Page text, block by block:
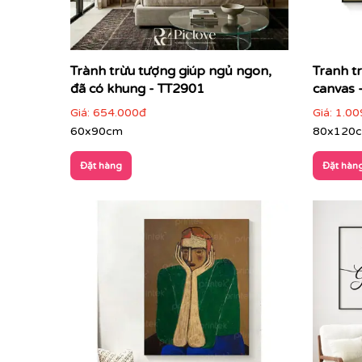
Trành trừu tượng giúp ngủ ngon,
đã có khung - TT2901
Giá: 654.000đ
60x90cm
Đặt hàng
Tranh
canvas
Giá:
Đặt